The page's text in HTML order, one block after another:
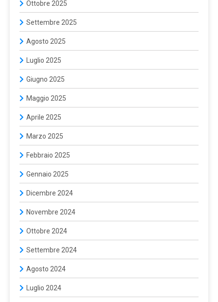
Ottobre 2025
Settembre 2025
Agosto 2025
Luglio 2025
Giugno 2025
Maggio 2025
Aprile 2025
Marzo 2025
Febbraio 2025
Gennaio 2025
Dicembre 2024
Novembre 2024
Ottobre 2024
Settembre 2024
Agosto 2024
Luglio 2024